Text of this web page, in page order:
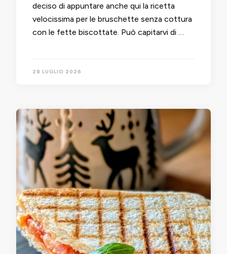
deciso di appuntare anche qui la ricetta
velocissima per le bruschette senza cottura
con le fette biscottate. Può capitarvi di …
28 LUGLIO 2026